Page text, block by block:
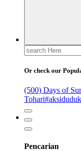
Search
for:
Or check our
(500) Days of
Tohari
Pencarian